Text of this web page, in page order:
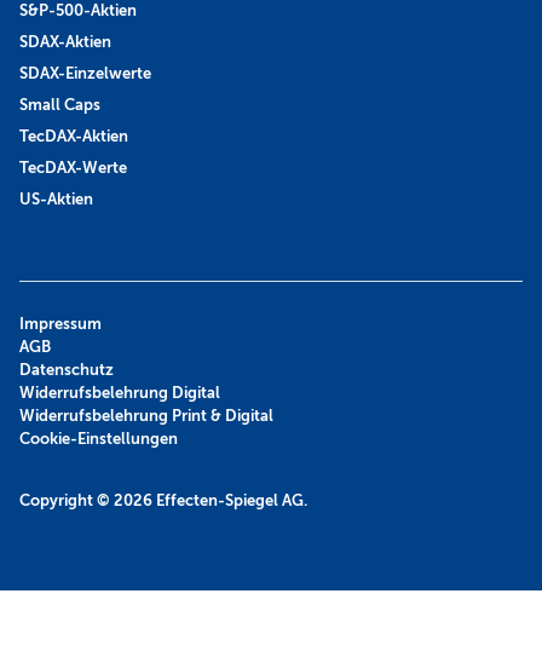
S&P-500-Aktien
SDAX-Aktien
SDAX-Einzelwerte
Small Caps
TecDAX-Aktien
TecDAX-Werte
US-Aktien
Copyright © 2026 Effecten-Spiegel AG.
Impressum
AGB
Datenschutz
Widerrufsbelehrung Digital
Widerrufsbelehrung Print & Digital
Cookie-Einstellungen